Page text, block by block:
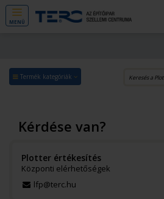
MENÜ
Termék kategóriák
Kérdése van?
Plotter értékesítés
Központi elérhetőségek
lfp@terc.hu